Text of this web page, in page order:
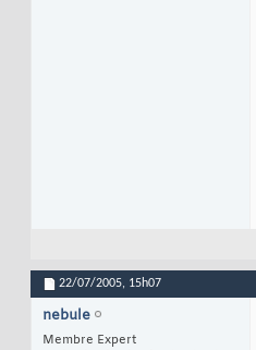
22/07/2005, 15h07
nebule
Membre Expert